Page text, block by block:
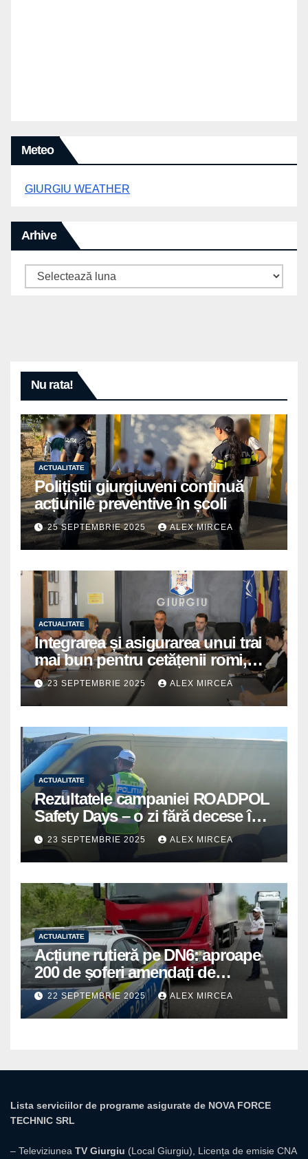
Meteo
GIURGIU WEATHER
Arhive
Arhive
Nu rata!
ACTUALITATE
Polițiștii giurgiuveni continuă
acțiunile preventive în școli
25 SEPTEMBRIE 2025 ALEX MIRCEA
ACTUALITATE
Integrarea și asigurarea unui trai
mai bun pentru cetățenii romi,
prioritate pentru instituțiile
publice giurgiuvene
23 SEPTEMBRIE 2025 ALEX MIRCEA
ACTUALITATE
Rezultatele campaniei ROADPOL
Safety Days – o zi fără decese în
trafic
23 SEPTEMBRIE 2025 ALEX MIRCEA
ACTUALITATE
Acțiune rutieră pe DN6: aproape
200 de șoferi amendați de
polițiștii din Mihăilești
22 SEPTEMBRIE 2025 ALEX MIRCEA
Lista serviciilor de programe asigurate de NOVA FORCE
TECHNIC SRL
– Televiziunea TV Giurgiu (Local Giurgiu), Licența de emisie CNA